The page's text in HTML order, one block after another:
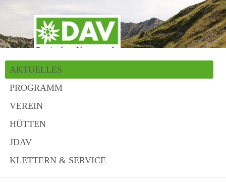
AKTUELLES
PROGRAMM
VEREIN
HÜTTEN
JDAV
KLETTERN & SERVICE